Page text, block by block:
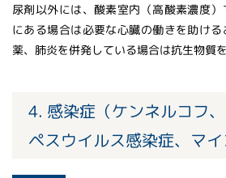
尿剤以外には、酸素室内（高酸素濃度
にある場合は必要な心臓の働きを助け
薬、肺炎を併発している場合は抗生物質
4. 感染症（ケンネルコフ
ペスウイルス感染症、マイ